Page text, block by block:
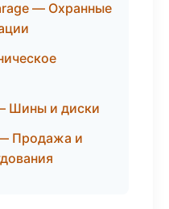
— Охранные
Шины и диски
Продажа и